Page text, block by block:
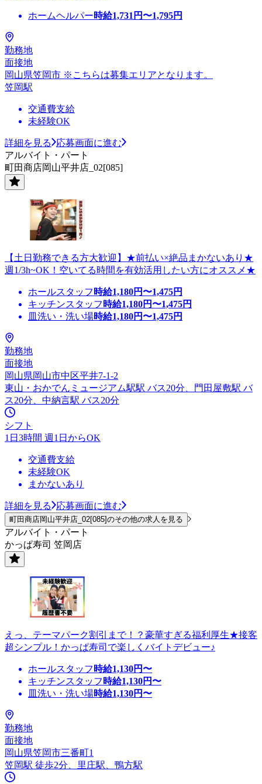
ホームヘルパー時給1,731 円〜1,795円
勤務地
面接地
岡山県笠岡市 ※こちらは募集エリアとなります。
笠岡駅
交通費支給
未経験OK
詳細を見る
応募画面に進む
アルバイト・パート
町田商店岡山平井店_02[085]
【土日勤務できる方大歓迎】★前払い×絶品まかないあり★
週1/3h~OK！空いてる時間を有効活用したい方にオススメ★
ホールスタッフ 時給1,180円〜1,475円
キッチンスタッフ 時給1,180円〜1,475円
皿洗い・洗い場時給1,180円〜1,475円
勤務地
面接地
岡山県岡山市中区平井7-1-2
東山・おかでんミュージアム駅駅 バス20分、門田屋敷駅 バ
ス20分、中納言駅 バス20分
シフト
1日3時間 週1日からOK
交通費支給
未経験OK
まかないあり
詳細を見る 応募画面に進む
町田商店岡山平井店_02[085]のその他の求人を見る
アルバイト・パート
かっぱ寿司 笠岡店
えっ、テーマパーク割引まで！？豪華すぎる福利厚生★接客
超シンプル！かっぱ寿司で楽しくバイトデビュー♪
ホールスタッフ 時給1,130円〜
キッチンスタッフ 時給1,130円〜
皿洗い・洗い場時給1,130円〜
勤務地
面接地
岡山県笠岡市三番町1
笠岡駅 徒歩2分、里庄駅、鴨方駅